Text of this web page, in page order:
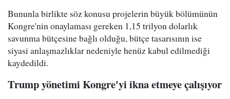
Bununla birlikte söz konusu projelerin büyük bölümünün
Kongre'nin onaylaması gereken 1,15 trilyon dolarlık
savunma bütçesine bağlı olduğu, bütçe tasarısının ise
siyasi anlaşmazlıklar nedeniyle henüz kabul edilmediği
kaydedildi.
Trump yönetimi Kongre'yi ikna etmeye çalışıyor